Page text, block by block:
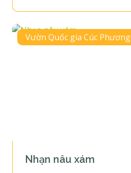
Vườn Quốc gia Cúc Phương
Nhạn nâu xám